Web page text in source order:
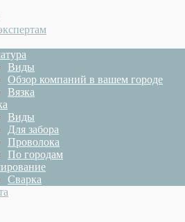
Виды
Обзор компаний в вашем городе
Вязка
Виды
Для забора
Проволока
По городам
Сварка